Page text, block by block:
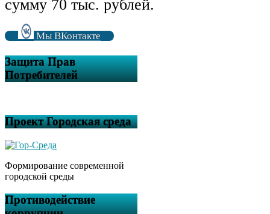
сумму 70 тыс. рублей.
Мы ВКонтакте
Защита Прав
Потребителей
Проект Городская среда
Формирование современной
городской среды
Противодействие